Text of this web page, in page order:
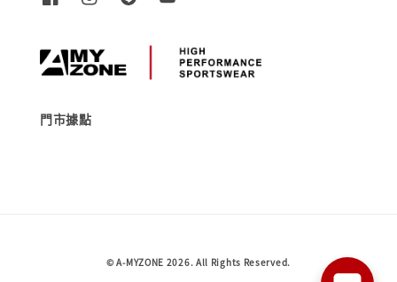
門市據點
© A-MYZONE 2026. All Rights Reserved.